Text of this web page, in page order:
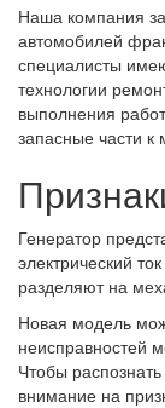
Наша компания
автомобилей
специалисты
технологии
выполнения
запасные части к
Генератор
электрический
разделяют на
Новая модель
неисправностей
Чтобы
внимание на